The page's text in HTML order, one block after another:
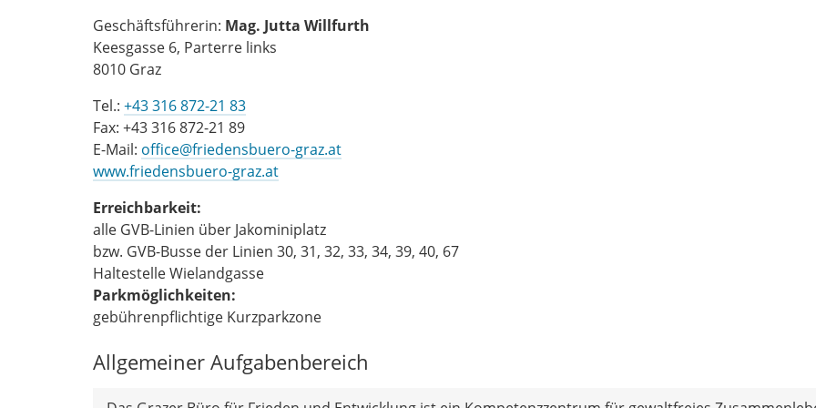
Geschäftsführerin: Mag. Jutta Willfurth
Keesgasse 6, Parterre links
8010 Graz
Tel.: +43 316 872-21 83
Fax: +43 316 872-21 89
E-Mail: office@friedensbuero-graz.at
www.friedensbuero-graz.at
Erreichbarkeit:
alle GVB-Linien über Jakominiplatz
bzw. GVB-Busse der Linien 30, 31, 32, 33, 34, 39, 40, 67
Haltestelle Wielandgasse
Parkmöglichkeiten:
gebührenpflichtige Kurzparkzone
Allgemeiner Aufgabenbereich